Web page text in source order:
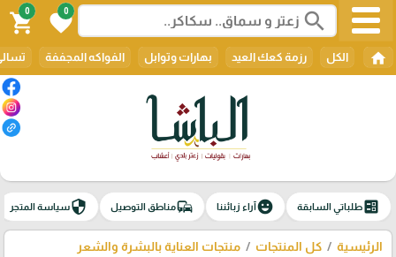
search
0
favorite
0
shopping_cart
home الكل رزمة كعك العيد بهارات وتوابل الفواكه المجففة
ballotطلباتي السابقة emoji_emotionsآراء زبائننا commuteمناطق التوصيل securityسياسة المتجر
الرئيسية كل المنتجات منتجات العناية بالبشرة والشعر